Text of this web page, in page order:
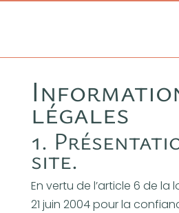
légales
1.
site.
En vertu de l’article 6 de la
21 juin 2004 pour la